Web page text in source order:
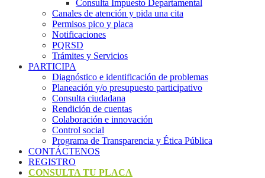
Consulta Impuesto Departamental
Canales de atención y pida una cita
Permisos pico y placa
Notificaciones
PQRSD
Trámites y Servicios
PARTICIPA
Diagnóstico e identificación de problemas
Planeación y/o presupuesto participativo​
Consulta ciudadana
Rendición de cuentas
Colaboración e innovación
Control social
Programa de Transparencia y Ética Pública
CONTÁCTENOS
REGISTRO
CONSULTA TU PLACA